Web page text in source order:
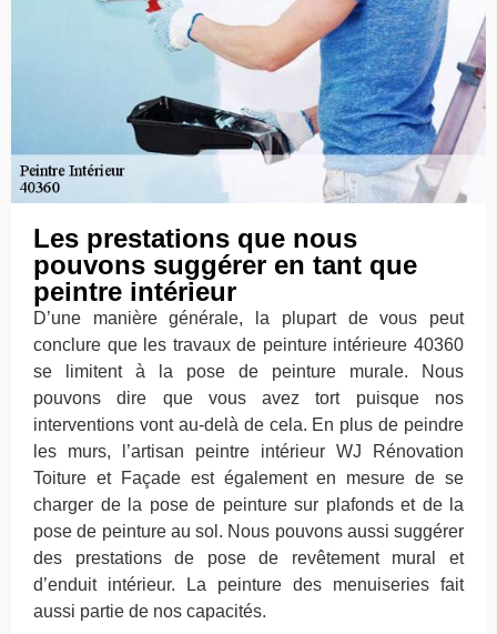
Les prestations que nous
pouvons suggérer en tant que
peintre intérieur
D’une manière générale, la plupart de vous peut
conclure que les travaux de peinture intérieure 40360
se limitent à la pose de peinture murale. Nous
pouvons dire que vous avez tort puisque nos
interventions vont au-delà de cela. En plus de peindre
les murs, l’artisan peintre intérieur WJ Rénovation
Toiture et Façade est également en mesure de se
charger de la pose de peinture sur plafonds et de la
pose de peinture au sol. Nous pouvons aussi suggérer
des prestations de pose de revêtement mural et
d’enduit intérieur. La peinture des menuiseries fait
aussi partie de nos capacités.